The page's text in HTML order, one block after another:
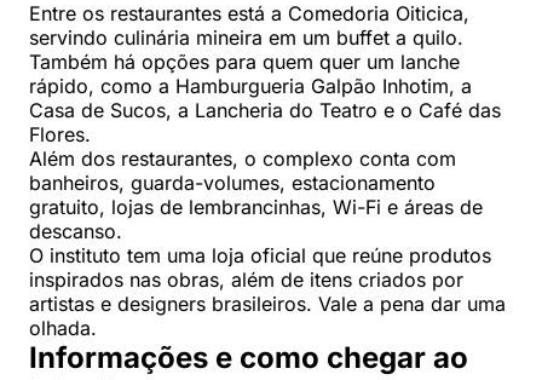
Entre os restaurantes está a Comedoria Oiticica,
servindo culinária mineira em um buffet a quilo.
Também há opções para quem quer um lanche
rápido, como a Hamburgueria Galpão Inhotim, a
Casa de Sucos, a Lancheria do Teatro e o Café das
Flores.
Além dos restaurantes, o complexo conta com
banheiros, guarda-volumes, estacionamento
gratuito, lojas de lembrancinhas, Wi-Fi e áreas de
descanso.
O instituto tem uma loja oficial que reúne produtos
inspirados nas obras, além de itens criados por
artistas e designers brasileiros. Vale a pena dar uma
olhada.
Informações e como chegar ao